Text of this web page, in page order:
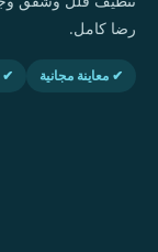
رضا كامل.
✔ معاينة مجانية ✔